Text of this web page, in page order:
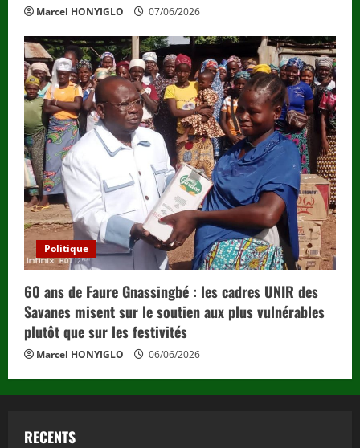
Marcel HONYIGLO 07/06/2026
Politique
60 ans de Faure Gnassingbé : les cadres UNIR des
Savanes misent sur le soutien aux plus vulnérables
plutôt que sur les festivités
Marcel HONYIGLO 06/06/2026
RECENTS